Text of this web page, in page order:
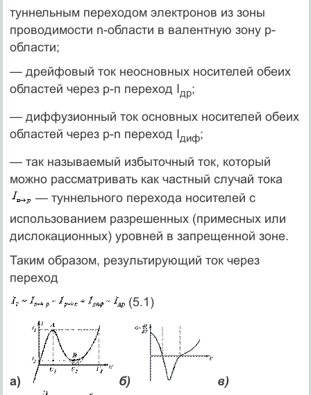
туннельным переходом электронов из зоны
проводимости n-области в валентную зону р-
области;
— дрейфовый ток неосновных носителей обеих
областей через р-п переход Iдр;
— диффузионный ток основных носителей обеих
областей через р-n переход Iдиф;
— так называемый избыточный ток, который
можно рассматривать как частный случай тока
— туннельного перехода носителей с
использованием разрешенных (примесных или
дислокационных) уровней в запрещенной зоне.
Таким образом, результирующий ток через
переход
(5.1)
а) б) в)